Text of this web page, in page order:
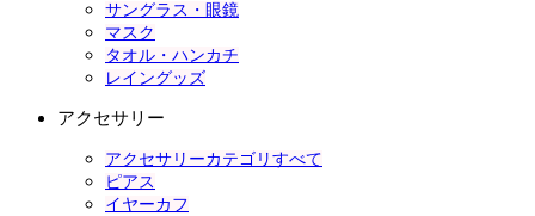
サングラス・眼鏡
マスク
タオル・ハンカチ
レイングッズ
アクセサリー
アクセサリーカテゴリすべて
ピアス
イヤーカフ